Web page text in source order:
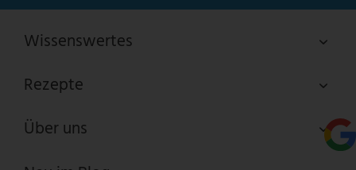
Wissenswertes
Rezepte
Über uns